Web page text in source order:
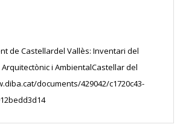
de Castellardel Vallès: Inventari del
i AmbientalCastellar del
documents/429042/c1720c43-